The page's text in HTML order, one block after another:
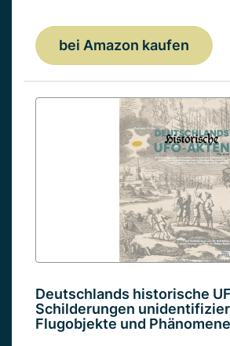
bei Amazon kaufen
Deutschlands historische
Schilderungen
Flugobjekte und